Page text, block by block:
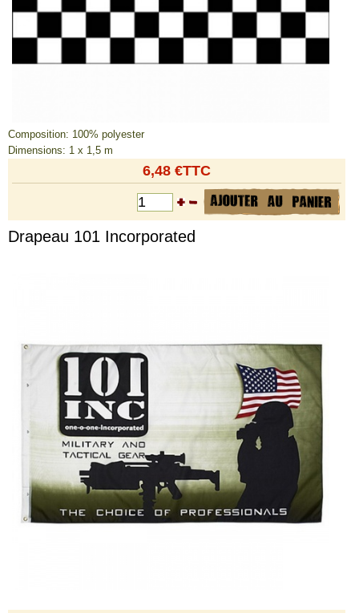
Composition: 100% polyester
Dimensions: 1 x 1,5 m
6,48 €TTC
Drapeau 101 Incorporated